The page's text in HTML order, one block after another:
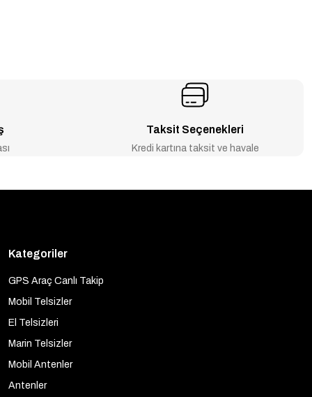
Taksit Seçenekleri
Kredi kartına taksit ve havale
Kategoriler
GPS Araç Canlı Takip
Mobil Telsizler
El Telsizleri
Marin Telsizler
Mobil Antenler
Antenler